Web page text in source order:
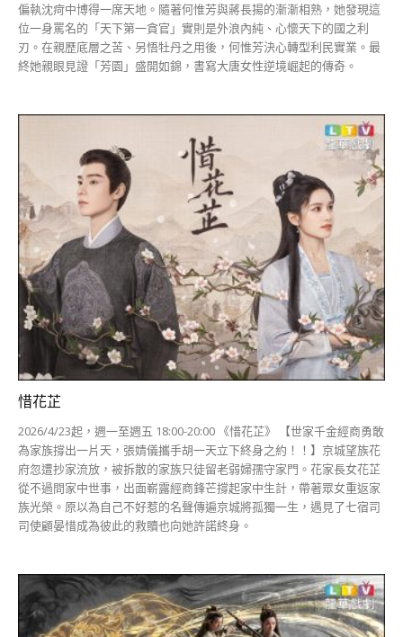
偏執沈疴中博得一席天地。隨著何惟芳與蔣長揚的漸漸相熟，她發現這
位一身罵名的「天下第一貪官」實則是外浪內純、心懷天下的國之利
刃。在親歷底層之苦、另悟牡丹之用後，何惟芳決心轉型利民實業。最
終她親眼見證「芳園」盛開如錦，書寫大唐女性逆境崛起的傳奇。
惜花芷
2026/4/23起，週一至週五 18:00-20:00 《惜花芷》 【世家千金經商勇敢
為家族撐出一片天，張婧儀攜手胡一天立下終身之約！！】京城望族花
府忽遭抄家流放，被拆散的家族只徒留老弱婦孺守家門。花家長女花芷
從不過問家中世事，出面嶄露經商鋒芒撐起家中生計，帶著眾女重返家
族光榮。原以為自己不好惹的名聲傳遍京城將孤獨一生，遇見了七宿司
司使顧晏惜成為彼此的救贖也向她許諾終身。